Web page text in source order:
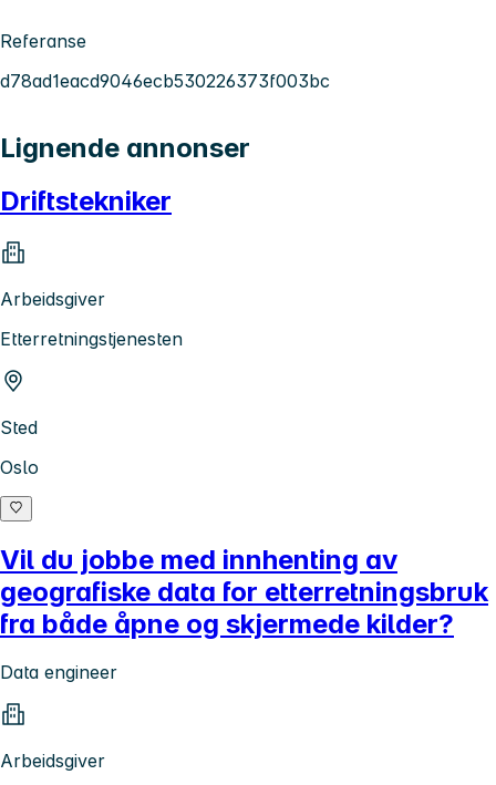
Referanse
d78ad1eacd9046ecb530226373f003bc
Lignende annonser
Driftstekniker
Arbeidsgiver
Etterretningstjenesten
Sted
Oslo
Vil du jobbe med innhenting av
geografiske data for etterretningsbruk
fra både åpne og skjermede kilder?
Data engineer
Arbeidsgiver